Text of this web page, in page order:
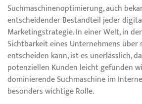
Suchmaschinenoptimierung, auch
entscheidender Bestandteil jeder
Marketingstrategie. In einer Welt, in
Sichtbarkeit eines Unternehmens über
entscheiden kann, ist es unerlässlich,
potenziellen Kunden leicht gefunden
dominierende Suchmaschine im
besonders wichtige Rolle.